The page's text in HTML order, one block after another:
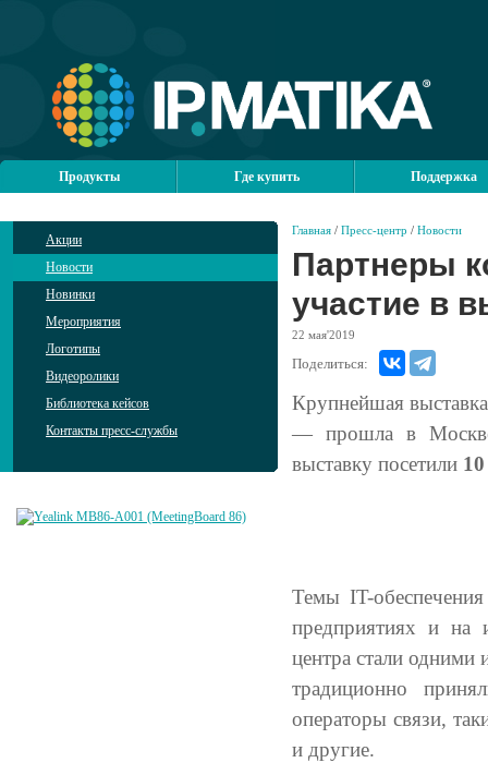
Продукты Где купить Поддержка
Акции
Новости
Новинки
Мероприятия
Логотипы
Видеоролики
Библиотека кейсов
Контакты пресс-службы
Главная / Пресс-центр / Новости
Партнеры
участие в
22 мая'2019
Поделиться:
Крупнейшая
— прошла в
выставку посетили
Темы IT-
предприятиях и на
центра стали одними
традиционно
операторы связи,
и другие.